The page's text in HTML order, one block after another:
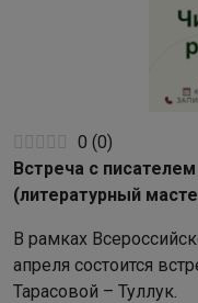
0 (0)
Встреча с
(литературный
В рамках
апреля состоится
Тарасовой – Туллук.